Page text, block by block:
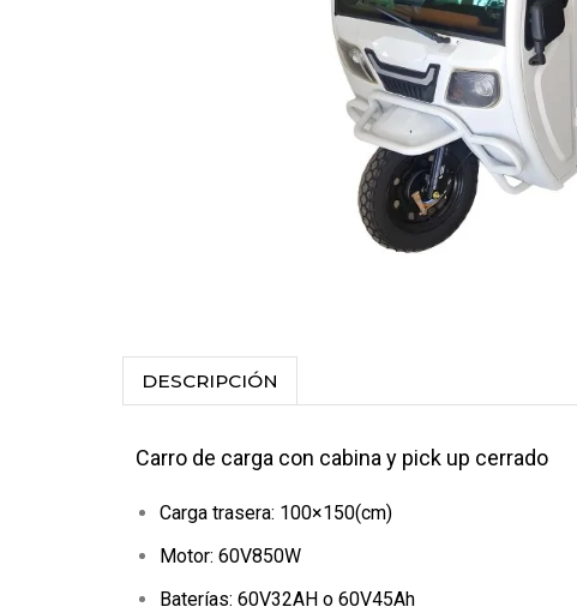
DESCRIPCIÓN
Carro de carga con cabina y pick up cerrado
Carga trasera: 100×150(cm)
Motor: 60V850W
Baterías: 60V32AH o 60V45Ah